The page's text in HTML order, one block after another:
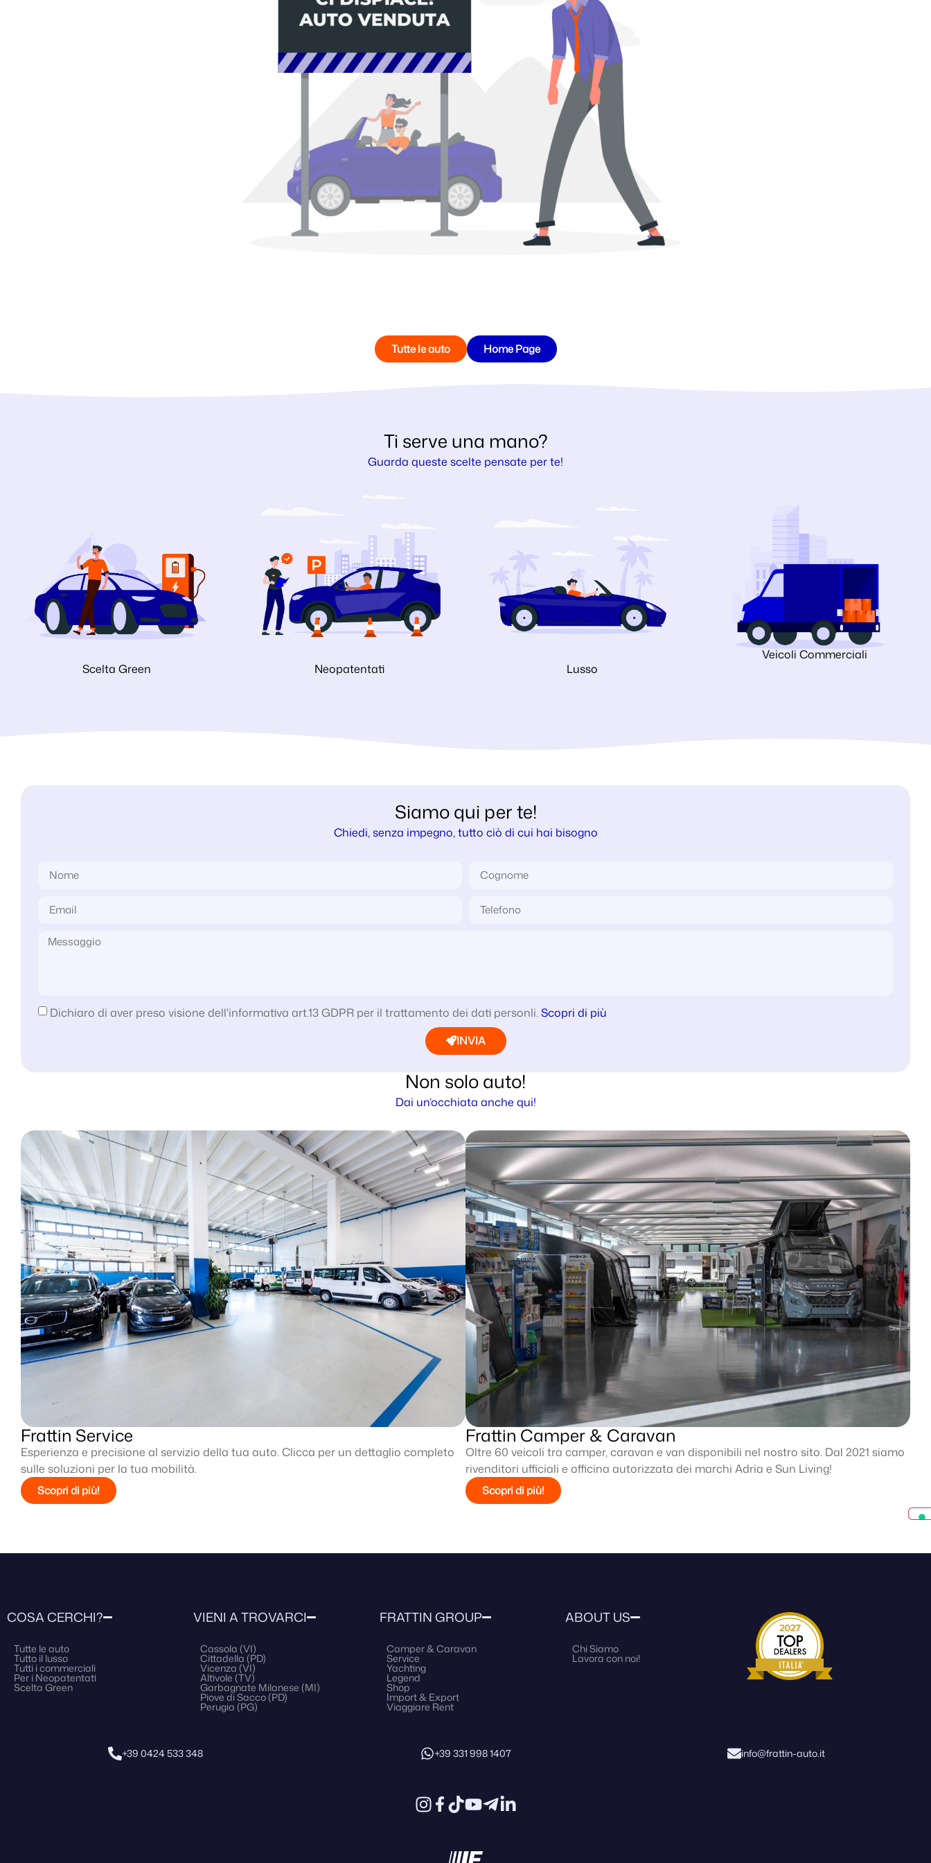
Tutte le auto Home Page
Ti serve una mano?
Guarda queste scelte pensate per te!
Scelta Green Neopatentati Lusso
Veicoli Commerciali
Siamo qui per te!
Chiedi, senza impegno, tutto ciò di cui hai bisogno
Dichiaro di aver preso visione dell'informativa art.13 GDPR per il trattamento dei dati personli.Scopri di più
INVIA
Non solo auto!
Dai un’occhiata anche qui!
Frattin Service
Esperienza e precisione al servizio della tua auto. Clicca per un dettaglio completo
sulle soluzioni per la tua mobilità.
Scopri di più!
Frattin Camper & Caravan
Oltre 60 veicoli tra camper, caravan e van disponibili nel nostro sito. Dal 2021 siamo
rivenditori ufficiali e officina autorizzata dei marchi Adria e Sun Living!
Scopri di più!
COSA CERCHI?
Tutte le auto
Tutto il lusso
Tutti i commerciali
Per i Neopatentati
Scelta Green
VIENI A TROVARCI
Cassola (VI)
Cittadella (PD)
Vicenza (VI)
Altivole (TV)
Garbagnate Milanese (MI)
Piove di Sacco (PD)
Perugia (PG)
FRATTIN GROUP
Camper & Caravan
Service
Yachting
Legend
Shop
Import & Export
Viaggiare Rent
ABOUT US
Chi Siamo
Lavora con noi!
+39 0424 533 348 +39 331 998 1407 info@frattin-auto.it